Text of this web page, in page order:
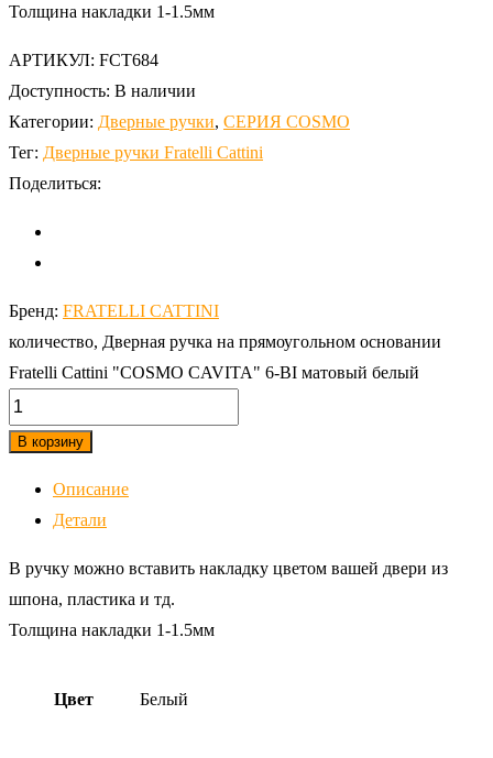
Толщина накладки 1-1.5мм
АРТИКУЛ: FCT684
Доступность: В наличии
Категории: Дверные ручки, СЕРИЯ COSMO
Тег: Дверные ручки Fratelli Cattini
Поделиться:
Бренд: FRATELLI CATTINI
количество, Дверная ручка на прямоугольном основании
Fratelli Cattini "COSMO CAVITA" 6-BI матовый белый
В корзину
Описание
Детали
В ручку можно вставить накладку цветом вашей двери из
шпона, пластика и тд.
Толщина накладки 1-1.5мм
Цвет Белый